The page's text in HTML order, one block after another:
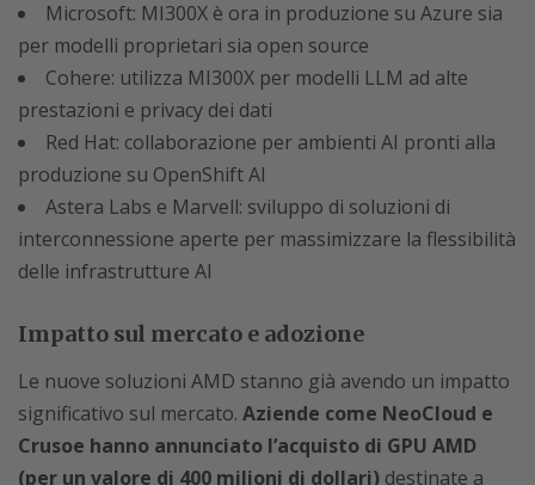
Microsoft: MI300X è ora in produzione su Azure sia
per modelli proprietari sia open source
Cohere: utilizza MI300X per modelli LLM ad alte
prestazioni e privacy dei dati
Red Hat: collaborazione per ambienti AI pronti alla
produzione su OpenShift AI
Astera Labs e Marvell: sviluppo di soluzioni di
interconnessione aperte per massimizzare la flessibilità
delle infrastrutture AI
Impatto sul mercato e adozione
Le nuove soluzioni AMD stanno già avendo un impatto
significativo sul mercato. Aziende come NeoCloud e
Crusoe hanno annunciato l’acquisto di GPU AMD
(per un valore di 400 milioni di dollari) destinate a